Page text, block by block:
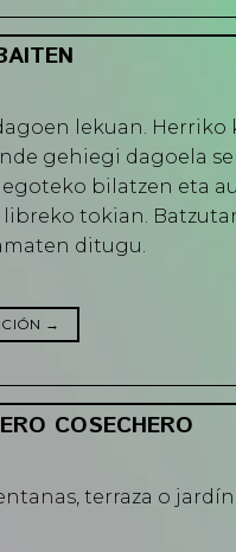
lekuan. Herriko
gehiegi dagoela
bilatzen eta
tokian.
ditugu.
→
COSECHERO
terraza o jardín.